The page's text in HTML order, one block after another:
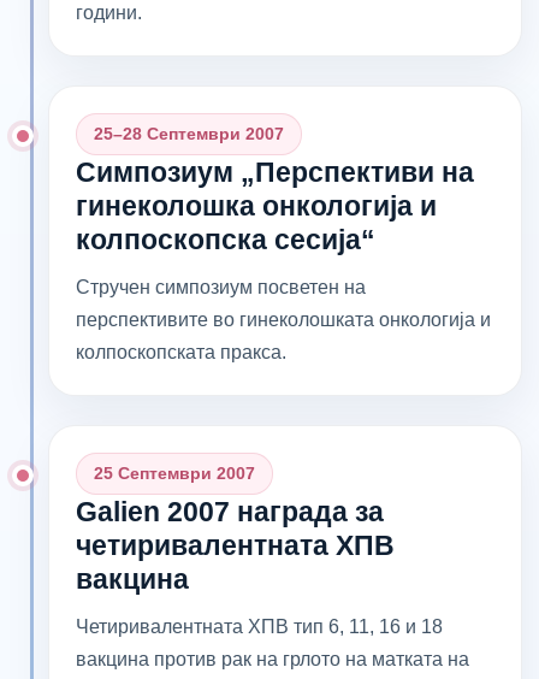
години.
Симпозиум „Перспективи на
гинеколошка онкологија и
колпоскопска сесија“
25–28 Септември 2007
Стручен симпозиум посветен на
перспективите во гинеколошката онкологија и
колпоскопската пракса.
Galien 2007 награда за
четиривалентната ХПВ
вакцина
25 Септември 2007
Четиривалентната ХПВ тип 6, 11, 16 и 18
вакцина против рак на грлото на матката на